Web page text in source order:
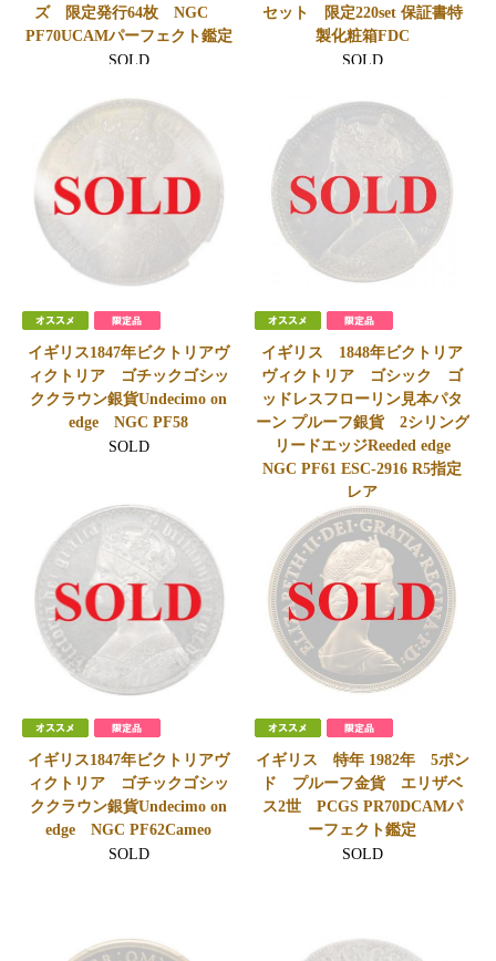
ズ 限定発行64枚 NGC
PF70UCAMパーフェクト鑑定
SOLD
セット 限定220set 保証書特
製化粧箱FDC
SOLD
イギリス1847年ビクトリアヴ
ィクトリア ゴチックゴシッ
ククラウン銀貨Undecimo on
edge NGC PF58
SOLD
イギリス 1848年ビクトリア
ヴィクトリア ゴシック ゴ
ッドレスフローリン見本パタ
ーン プルーフ銀貨 2シリング
リードエッジReeded edge
NGC PF61 ESC-2916 R5指定
レア
SOLD
イギリス1847年ビクトリアヴ
ィクトリア ゴチックゴシッ
ククラウン銀貨Undecimo on
edge NGC PF62Cameo
SOLD
イギリス 特年 1982年 5ポン
ド プルーフ金貨 エリザベ
ス2世 PCGS PR70DCAMパ
ーフェクト鑑定
SOLD